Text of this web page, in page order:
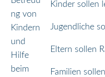
e
n
Kinder sollen
Jugendliche
Eltern sollen
Familien